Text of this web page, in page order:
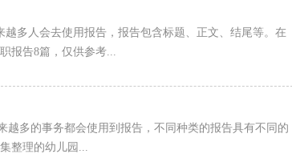
多人会去使用报告，报告包含标题、正文、结尾等。在
报告8篇，仅供参考...
多的事务都会使用到报告，不同种类的报告具有不同的
整理的幼儿园...